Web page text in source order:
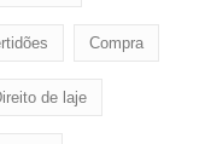
Compra
de laje